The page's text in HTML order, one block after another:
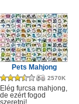
Pets Mahjong
2570K
Elég furcsa mahjong,
de ezért fogod
szeretni!